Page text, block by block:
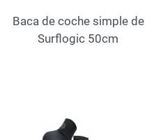
Baca de coche simple de
Surflogic 50cm